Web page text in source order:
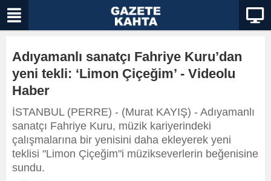
Adıyamanlı sanatçı Fahriye Kuru’dan
yeni tekli: ‘Limon Çiçeğim’ - Videolu
Haber
İSTANBUL (PERRE) - (Murat KAYIŞ) - Adıyamanlı
sanatçı Fahriye Kuru, müzik kariyerindeki
çalışmalarına bir yenisini daha ekleyerek yeni
teklisi "Limon Çiçeğim"i müzikseverlerin beğenisine
sundu.